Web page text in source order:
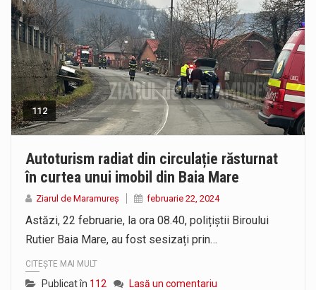
112
Autoturism radiat din circulație răsturnat
în curtea unui imobil din Baia Mare
Ziarul de Maramureș februarie 22, 2024
Astăzi, 22 februarie, la ora 08.40, polițiștii Biroului
Rutier Baia Mare, au fost sesizați prin…
CITEȘTE MAI MULT
Publicat în 112 Lasă un comentariu